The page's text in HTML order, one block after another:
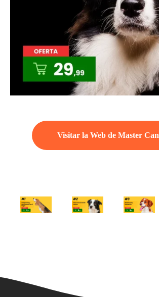
Visitar la Web de Master Can